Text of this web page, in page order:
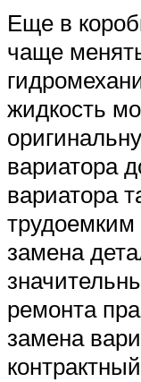
Еще в
чаще
жидкость
вариатора
вариатора
замена
ремонта
замена